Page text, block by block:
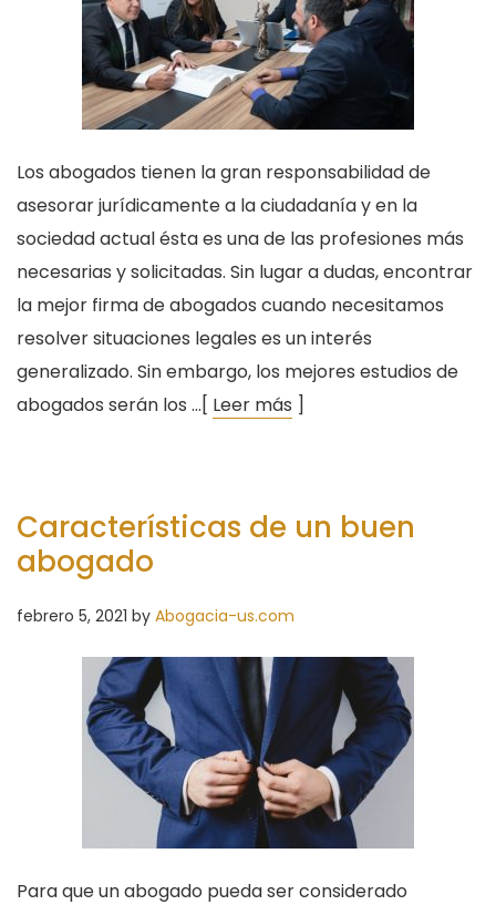
Los abogados tienen la gran responsabilidad de
asesorar jurídicamente a la ciudadanía y en la
sociedad actual ésta es una de las profesiones más
necesarias y solicitadas. Sin lugar a dudas, encontrar
la mejor firma de abogados cuando necesitamos
resolver situaciones legales es un interés
generalizado. Sin embargo, los mejores estudios de
abogados serán los …[ Leer más ]
Características de un buen
abogado
febrero 5, 2021 by Abogacia-us.com
Para que un abogado pueda ser considerado